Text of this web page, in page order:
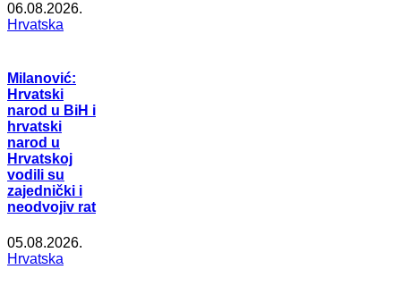
06.08.2026.
Hrvatska
Milanović:
Hrvatski
narod u BiH i
hrvatski
narod u
Hrvatskoj
vodili su
zajednički i
neodvojiv rat
05.08.2026.
Hrvatska